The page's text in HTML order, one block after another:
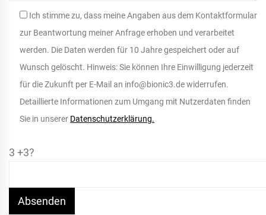
Ich stimme zu, dass meine Angaben aus dem Kontaktformular
zur Beantwortung meiner Anfrage erhoben und verarbeitet
werden. Die Daten werden für 10 Jahre gespeichert oder auf
Wunsch gelöscht. Hinweis: Sie können Ihre Einwilligung jederzeit
für die Zukunft per E-Mail an info@bionic3.de widerrufen.
Detaillierte Informationen zum Umgang mit Nutzerdaten finden
Sie in unserer Datenschutzerklärung.
3 +3?